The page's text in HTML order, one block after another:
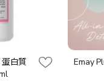
白質
Emay